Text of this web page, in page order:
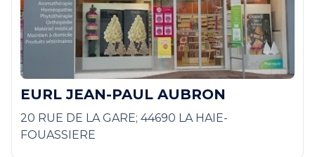
EURL JEAN-PAUL AUBRON
20 RUE DE LA GARE; 44690 LA HAIE-
FOUASSIERE